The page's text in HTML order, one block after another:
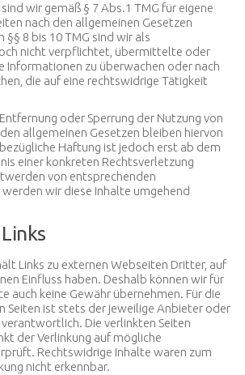
wir gemäß § 7 Abs.1 TMG für eigene
nach den allgemeinen Gesetzen
8 bis 10 TMG sind wir als
nicht verpflichtet, übermittelte oder
Informationen zu überwachen oder nach
die auf eine rechtswidrige Tätigkeit
oder Sperrung der Nutzung von
allgemeinen Gesetzen bleiben hiervon
Haftung ist jedoch erst ab dem
einer konkreten Rechtsverletzung
von entsprechenden
wir diese Inhalte umgehend
Links zu externen Webseiten Dritter, auf
Einfluss haben. Deshalb können wir für
auch keine Gewähr übernehmen. Für die
Seiten ist stets der jeweilige Anbieter oder
Die verlinkten Seiten
der Verlinkung auf mögliche
Rechtswidrige Inhalte waren zum
nicht erkennbar.